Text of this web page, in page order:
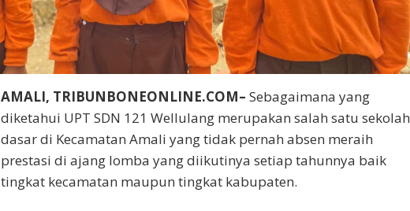
AMALI, TRIBUNBONEONLINE.COM– Sebagaimana yang
diketahui UPT SDN 121 Wellulang merupakan salah satu sekolah
dasar di Kecamatan Amali yang tidak pernah absen meraih
prestasi di ajang lomba yang diikutinya setiap tahunnya baik
tingkat kecamatan maupun tingkat kabupaten.